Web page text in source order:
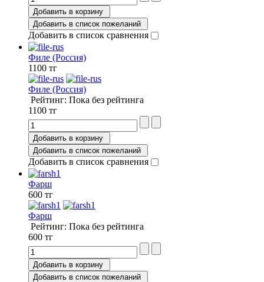
Добавить в корзину
Добавить в список пожеланий
Добавить в список сравнения
Филе (Россия)
1100 тг
Филе (Россия)
Рейтинг: Пока без рейтинга
1100 тг
Добавить в корзину
Добавить в список пожеланий
Добавить в список сравнения
Фарш
600 тг
Фарш
Рейтинг: Пока без рейтинга
600 тг
Добавить в корзину
Добавить в список пожеланий